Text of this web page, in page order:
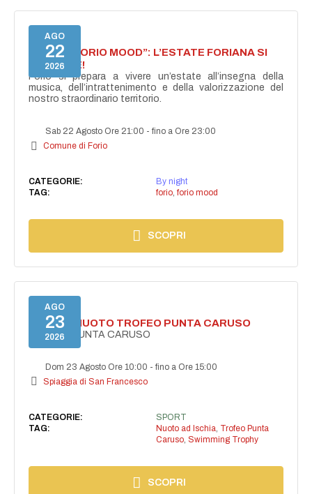
AGO
22
2026
NASCE “FORIO MOOD”: L’ESTATE FORIANA SI
ACCENDE!
Forio si prepara a vivere un’estate all’insegna della
musica, dell’intrattenimento e della valorizzazione del
nostro straordinario territorio.
Sab 22 Agosto Ore 21:00 -fino a Ore 23:00
Comune di Forio
CATEGORIE:
By night
TAG:
forio, forio mood
SCOPRI
AGO
23
2026
GARA DI NUOTO TROFEO PUNTA CARUSO
TROFEO PUNTA CARUSO
Dom 23 Agosto Ore 10:00 -fino a Ore 15:00
Spiaggia di San Francesco
CATEGORIE:
SPORT
TAG:
Nuoto ad Ischia Trofeo Punta
Caruso, Swimming Trophy
SCOPRI